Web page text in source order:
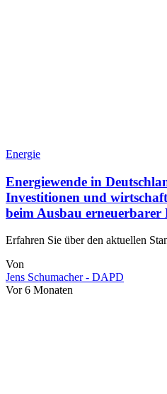
Energie
Energiewende in
Investitionen und
beim Ausbau erneuerbarer
Erfahren Sie über den aktuellen
Von
Jens Schumacher - DAPD
Vor 6 Monaten